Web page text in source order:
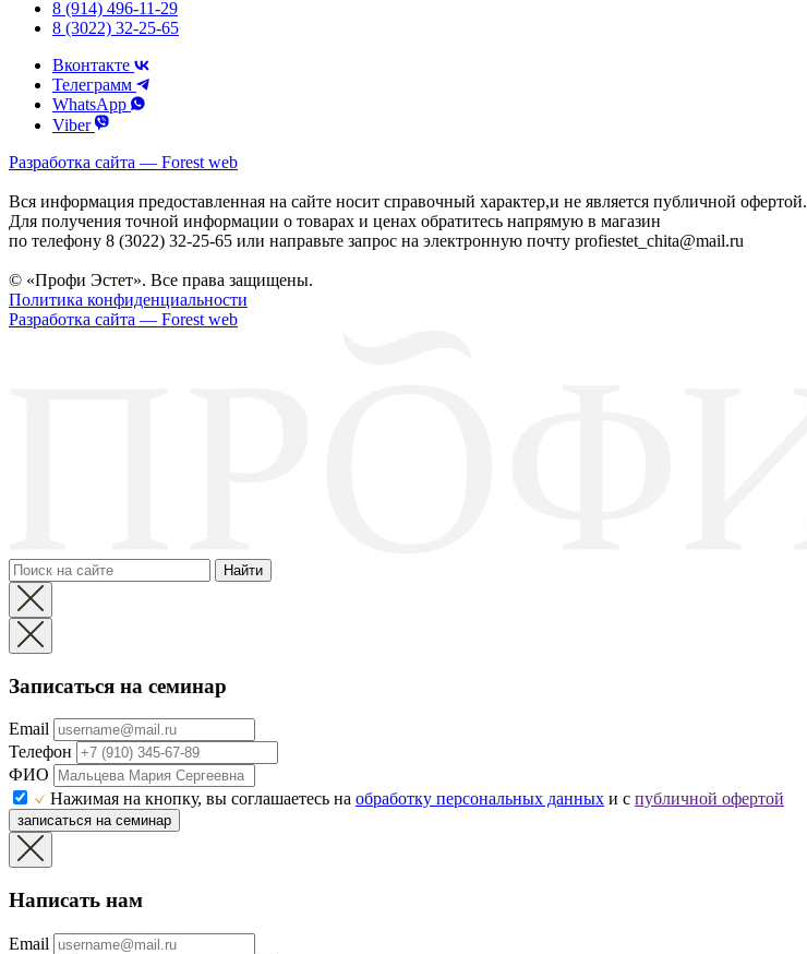
8 (914) 496-11-29
8 (3022) 32-25-65
Вконтакте
Телеграмм
WhatsApp
Viber
Разработка сайта — Forest web
Вся информация предоставленная на сайте носит справочный характер,и не является публичной офертой.
Для получения точной информации о товарах и ценах обратитесь напрямую в магазин
по телефону 8 (3022) 32-25-65 или направьте запрос на электронную почту profiestet_chita@mail.ru
© «Профи Эстет». Все права защищены.
Политика конфиденциальности
Разработка сайта — Forest web
Найти
Записаться на семинар
Email
Телефон
ФИО
Нажимая на кнопку, вы соглашаетесь на обработку персональных данных и с публичной офертой
записаться на семинар
Написать нам
Email